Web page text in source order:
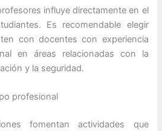
influye directamente en el
Es recomendable elegir
con docentes con experiencia
en áreas relacionadas con la
y la seguridad.
profesional
fomentan actividades que